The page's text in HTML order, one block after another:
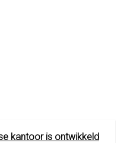
kantoor is ontwikkeld